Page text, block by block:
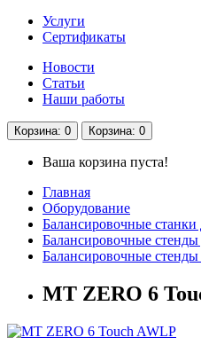
Услуги
Сертификаты
Новости
Статьи
Наши работы
Корзина: 0 Корзина: 0
Ваша корзина пуста!
Главная
Оборудование
Балансировочные станки
Балансировочные
Балансировочные
MT ZERO 6